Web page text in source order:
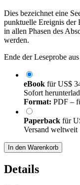
Dies bezeichnet eine
punktuelle Ereignis der
in allen Phasen des
werden.
Ende der Leseprobe
eBook fürUS$
Sofort
Format: PDF –
Paperback für
Versand weltweit
In den Warenkorb
Details